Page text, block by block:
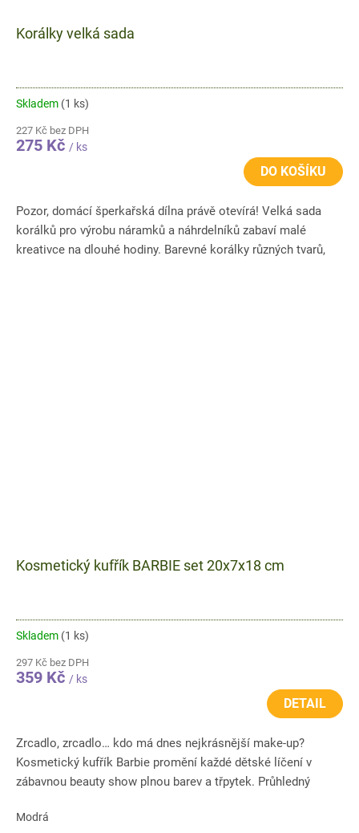
Korálky velká sada
Skladem (1 ks)
227 Kč bez DPH
275 Kč / ks
DO KOŠÍKU
Pozor, domácí šperkařská dílna právě otevírá! Velká sada
korálků pro výrobu náramků a náhrdelníků zabaví malé
kreativce na dlouhé hodiny. Barevné korálky různých tvarů,
Kosmetický kufřík BARBIE set 20x7x18 cm
Skladem (1 ks)
297 Kč bez DPH
359 Kč / ks
DETAIL
Zrcadlo, zrcadlo… kdo má dnes nejkrásnější make-up?
Kosmetický kufřík Barbie promění každé dětské líčení v
zábavnou beauty show plnou barev a třpytek. Průhledný
Modrá